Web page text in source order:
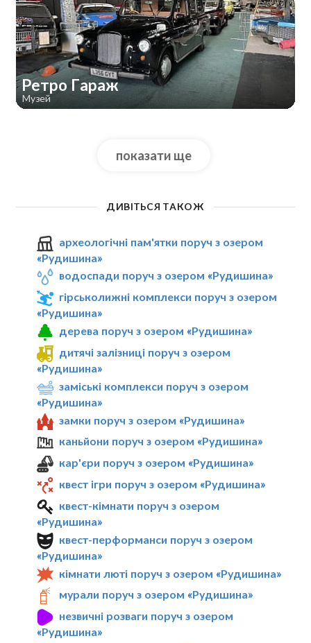
Ретро Гараж
Музей
показати ще
ДИВІТЬСЯ ТАКОЖ
археологічні пам'ятки поруч з озером
«Рудишина»
водоспади поруч з озером «Рудишина»
гірськолижні комплекси поруч з озером
«Рудишина»
дерева поруч з озером «Рудишина»
дитячі залізниці поруч з озером
«Рудишина»
заміські комплекси поруч з озером
«Рудишина»
замки поруч з озером «Рудишина»
каньйони поруч з озером «Рудишина»
кар'єри поруч з озером «Рудишина»
квест ігри поруч з озером «Рудишина»
квест-кімнати поруч з озером
«Рудишина»
квест-перформанси поруч з озером
«Рудишина»
кімнати люті поруч з озером «Рудишина»
мурали поруч з озером «Рудишина»
незвичні розваги поруч з озером
«Рудишина»